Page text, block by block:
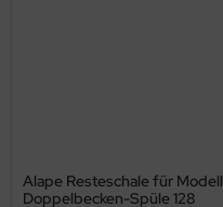
Alape Resteschale für Modell
Doppelbecken-Spüle 128